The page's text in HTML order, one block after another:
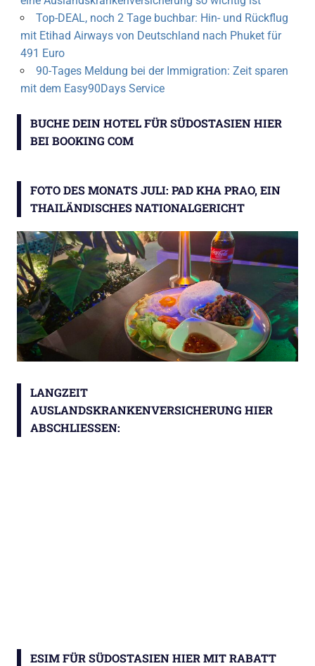
Top-DEAL, noch 2 Tage buchbar: Hin- und Rückflug
mit Etihad Airways von Deutschland nach Phuket für
491 Euro
90-Tages Meldung bei der Immigration: Zeit sparen
mit dem Easy90Days Service
BUCHE DEIN HOTEL FÜR SÜDOSTASIEN HIER
BEI BOOKING COM
FOTO DES MONATS JULI: PAD KHA PRAO, EIN
THAILÄNDISCHES NATIONALGERICHT
LANGZEIT
AUSLANDSKRANKENVERSICHERUNG HIER
ABSCHLIESSEN:
ESIM FÜR SÜDOSTASIEN HIER MIT RABATT